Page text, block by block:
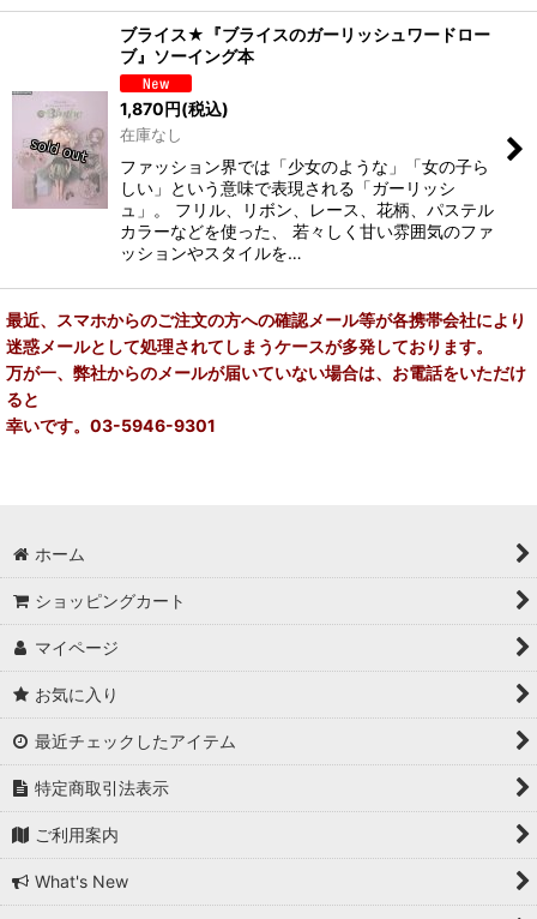
ブライス★『ブライスのガーリッシュワードロー
ブ』ソーイング本
1,870円(税込)
在庫なし
ファッション界では「少女のような」「女の子ら
しい」という意味で表現される「ガーリッシ
ュ」。 フリル、リボン、レース、花柄、パステル
カラーなどを使った、 若々しく甘い雰囲気のファ
ッションやスタイルを…
最近、スマホからのご注文の方への確認メール等が各携帯会社により
迷惑メールとして処理されてしまうケースが多発しております。
万が一、弊社からのメールが届いていない場合は、お電話をいただけ
ると
幸いです。03-5946-9301
ホーム
ショッピングカート
マイページ
お気に入り
最近チェックしたアイテム
特定商取引法表示
ご利用案内
What's New